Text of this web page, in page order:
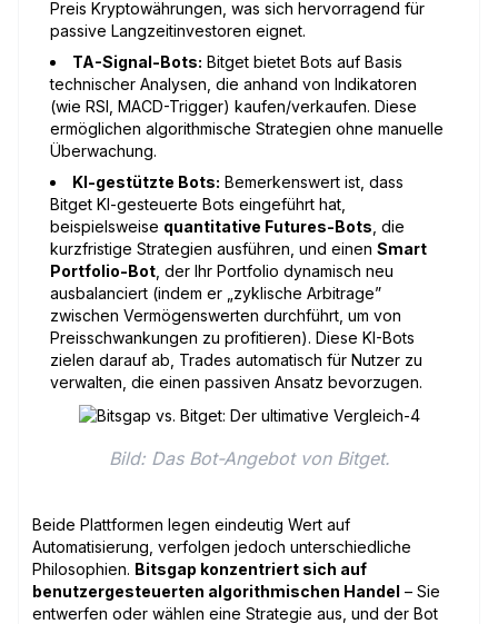
Preis Kryptowährungen, was sich hervorragend für
passive Langzeitinvestoren eignet.
TA-Signal-Bots: Bitget bietet Bots auf Basis
technischer Analysen, die anhand von Indikatoren
(wie RSI, MACD-Trigger) kaufen/verkaufen. Diese
ermöglichen algorithmische Strategien ohne manuelle
Überwachung.
KI-gestützte Bots: Bemerkenswert ist, dass
Bitget KI-gesteuerte Bots eingeführt hat,
beispielsweise quantitative Futures-Bots , die
kurzfristige Strategien ausführen, und einen Smart
Portfolio-Bot , der Ihr Portfolio dynamisch neu
ausbalanciert (indem er „zyklische Arbitrage”
zwischen Vermögenswerten durchführt, um von
Preisschwankungen zu profitieren). Diese KI-Bots
zielen darauf ab, Trades automatisch für Nutzer zu
verwalten, die einen passiven Ansatz bevorzugen.
Bild: Das Bot-Angebot von Bitget.
Beide Plattformen legen eindeutig Wert auf
Automatisierung, verfolgen jedoch unterschiedliche
Philosophien. Bitsgap konzentriert sich auf
benutzergesteuerten algorithmischen Handel – Sie
entwerfen oder wählen eine Strategie aus, und der Bot